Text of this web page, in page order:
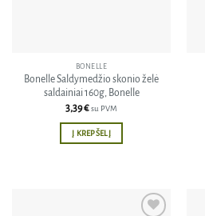
BONELLE
Bonelle Saldymedžio skonio želė
saldainiai 160g, Bonelle
3,39€su PVM
Į KREPŠELĮ